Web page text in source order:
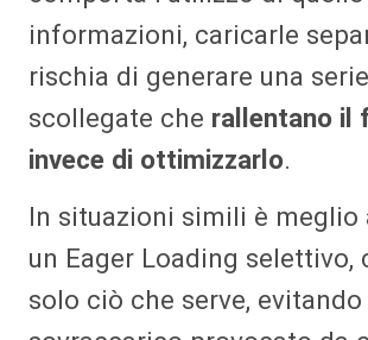
informazioni, caricarle
rischia di generare una
scollegate che rallentano il
invece di ottimizzarlo.
In situazioni simili è meglio
un Eager Loading selettivo,
solo ciò che serve, evitando